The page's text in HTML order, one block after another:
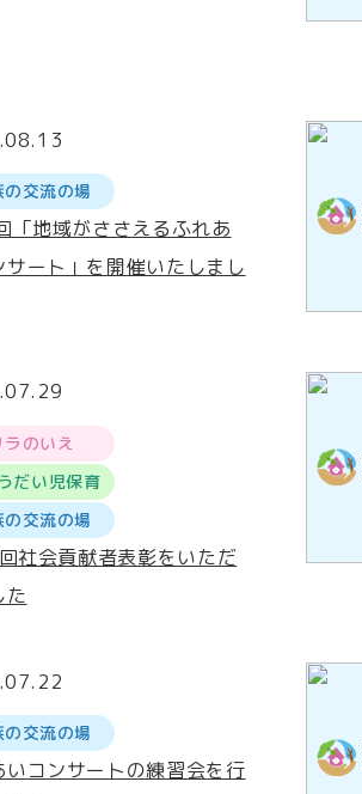
の交流の場
「地域がささえるふれあ
サート」を開催いたしまし
ラのいえ
だい児保育
の交流の場
社会貢献者表彰をいただ
た
の交流の場
いコンサートの練習会を行